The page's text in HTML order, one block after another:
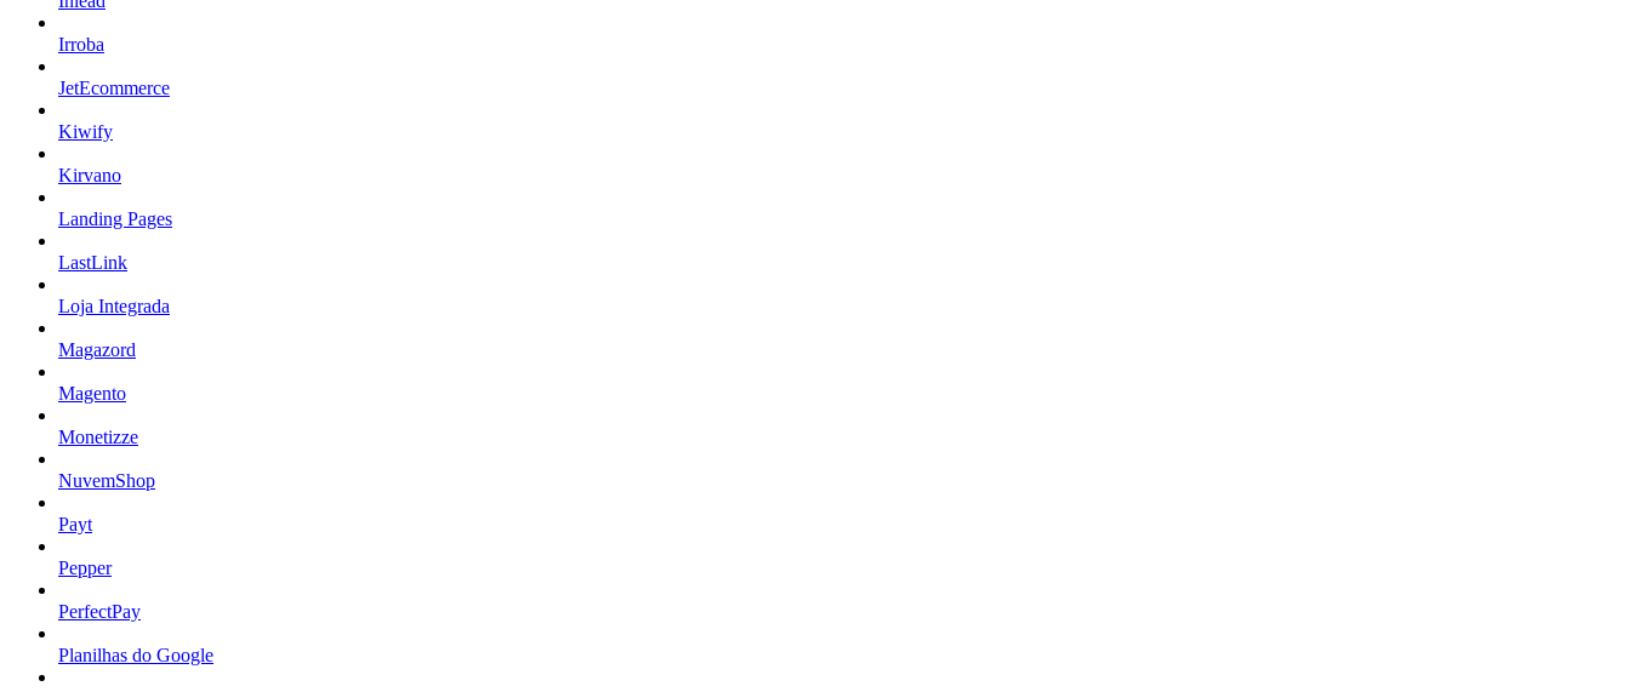
Irroba
JetEcommerce
Kiwify
Kirvano
Landing Pages
LastLink
Loja Integrada
Magazord
Magento
Monetizze
NuvemShop
Payt
Pepper
PerfectPay
Planilhas do Google